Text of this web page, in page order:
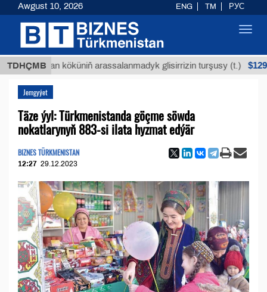
TDHÇMB
Buýan köküniň arassalanmadyk glisirrizin turşusy (t.) $12935,18
Jemgyýet
Täze ýyl: Türkmenistanda göçme söwda
nokatlarynyň 883-si ilata hyzmat edýär
BIZNES TÜRKMENISTAN
12:27 29.12.2023
Awgust 10, 2026 ENG TM РУС